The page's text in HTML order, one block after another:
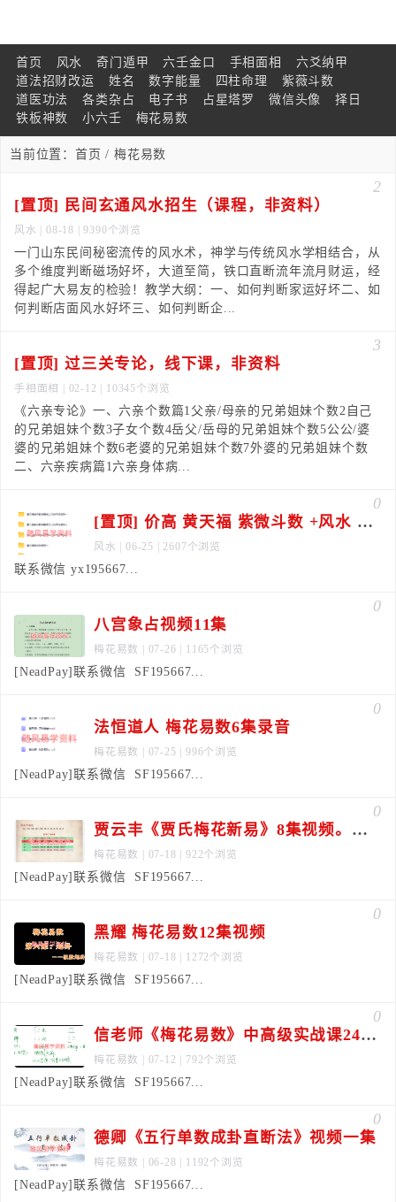
首页 风水 奇门遁甲 六壬金口 手相面相
六爻纳甲
道法招财改运
姓名 数字能量 四柱命理
紫薇斗数
道医功法
各类杂占 电子书 占星塔罗 微信头像
择日
铁板神数
小六壬 梅花易数
当前位置： 首页 / 梅花易数
2
[置顶] 民间玄通风水招生（课程，非资料）
风水 | 08-18 | 9390个浏览
一门山东民间秘密流传的风水术，神学与传统风水学相结合，从
多个维度判断磁场好坏，大道至简，铁口直断流年流月财运，经
得起广大易友的检验！教学大纲：一、如何判断家运好坏二、如
何判断店面风水好坏三、如何判断企...
3
[置顶] 过三关专论，线下课，非资料
手相面相 | 02-12 | 10345个浏览
《六亲专论》一、六亲个数篇1父亲/母亲的兄弟姐妹个数2自己
的兄弟姐妹个数3子女个数4岳父/岳母的兄弟姐妹个数5公公/婆
婆的兄弟姐妹个数6老婆的兄弟姐妹个数7外婆的兄弟姐妹个数
二、六亲疾病篇1六亲身体病...
0
[置顶] 价高 黄天福 紫微斗数 +风水 师资班合集
风水 | 06-25 | 2607个浏览
联系微信 yx195667...
0
八宫象占视频11集
梅花易数 | 07-26 | 1165个浏览
[NeadPay]联系微信 SF195667...
0
法恒道人 梅花易数6集录音
梅花易数 | 07-25 | 996个浏览
[NeadPay]联系微信 SF195667...
0
贾云丰《贾氏梅花新易》8集视频。每集一小时左右
梅花易数 | 07-18 | 922个浏览
[NeadPay]联系微信 SF195667...
0
黑耀 梅花易数12集视频
梅花易数 | 07-18 | 1272个浏览
[NeadPay]联系微信 SF195667...
0
信老师《梅花易数》中高级实战课24集视频
梅花易数 | 07-12 | 792个浏览
[NeadPay]联系微信 SF195667...
0
德卿《五行单数成卦直断法》视频一集
梅花易数 | 06-28 | 1192个浏览
[NeadPay]联系微信 SF195667...